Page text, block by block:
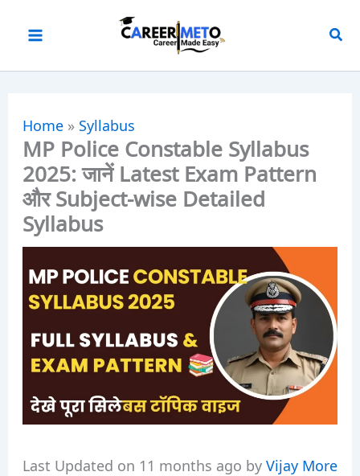
Home» Syllabus
MP Police Constable Syllabus
2025: जानें Latest Exam Pattern
और Subject-wise Detailed
Syllabus
Last Updated on 11 months ago byVijay More